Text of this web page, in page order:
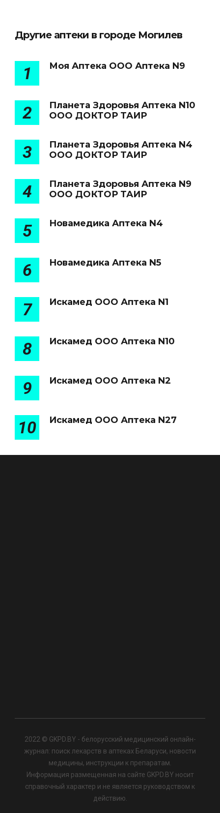
Другие аптеки в городе Могилев
1 Моя Аптека ООО Аптека N9
2
Планета Здоровья Аптека N10
ООО ДОКТОР ТАИР
3
Планета Здоровья Аптека N4
ООО ДОКТОР ТАИР
4
Планета Здоровья Аптека N9
ООО ДОКТОР ТАИР
5 Новамедика Аптека N4
6 Новамедика Аптека N5
7 Искамед ООО Аптека N1
8 Искамед ООО Аптека N10
9 Искамед ООО Аптека N2
10 Искамед ООО Аптека N27
2022 © GKPD.BY - белорусский медицинский онлайн-
журнал: поиск лекарств в аптеках Беларуси, новости
медицины, инструкции к препаратам.
Информация размещенная на сайте GKPD.BY носит
справочный характер и не является руководством к
действию.